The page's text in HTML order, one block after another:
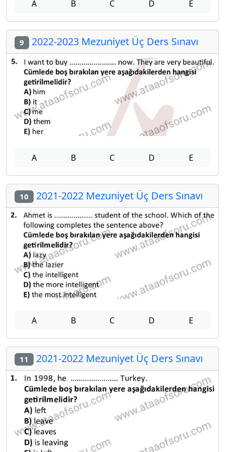
A B C D E
9 2022-2023 Mezuniyet Üç Ders Sınavı
A B C D E
10 2021-2022 Mezuniyet Üç Ders Sınavı
A B C D E
11 2021-2022 Mezuniyet Üç Ders Sınavı